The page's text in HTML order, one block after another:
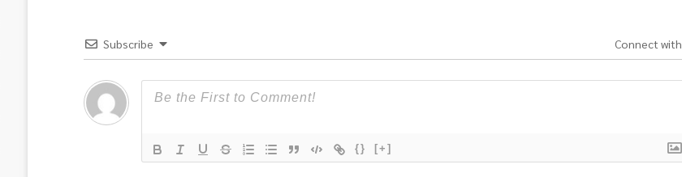
Subscribe Connect with
{} [+]